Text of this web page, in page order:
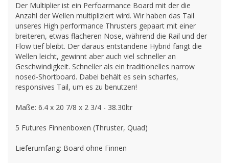
Der Multiplier ist ein Perfoarmance Board mit der die
Anzahl der Wellen multipliziert wird. Wir haben das Tail
unseres High performance Thrusters gepaart mit einer
breiteren, etwas flacheren Nose, während die Rail und der
Flow tief bleibt. Der daraus entstandene Hybrid fängt die
Wellen leicht, gewinnt aber auch viel schneller an
Geschwindigkeit. Schneller als ein traditionelles narrow
nosed-Shortboard. Dabei behält es sein scharfes,
responsives Tail, um es zu benutzen!
Maße: 6.4 x 20 7/8 x 2 3/4 - 38.30ltr
5 Futures Finnenboxen (Thruster, Quad)
Lieferumfang: Board ohne Finnen